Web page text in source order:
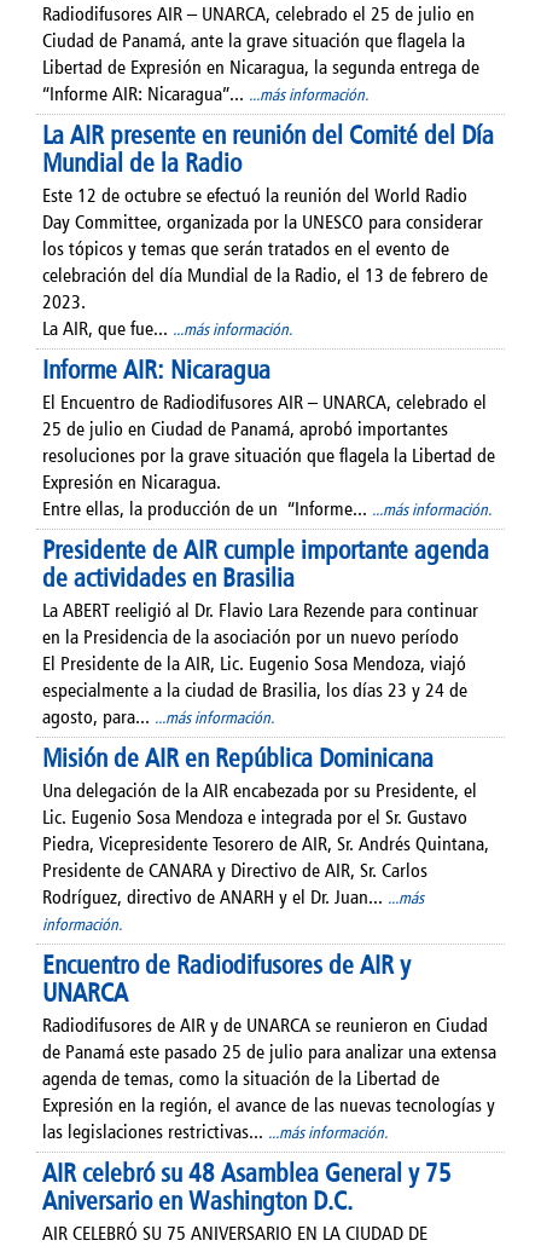
Radiodifusores AIR – UNARCA, celebrado el 25 de julio en
Ciudad de Panamá, ante la grave situación que flagela la
Libertad de Expresión en Nicaragua, la segunda entrega de
“Informe AIR: Nicaragua”... ...más información.
La AIR presente en reunión del Comité del Día
Mundial de la Radio
Este 12 de octubre se efectuó la reunión del World Radio
Day Committee, organizada por la UNESCO para considerar
los tópicos y temas que serán tratados en el evento de
celebración del día Mundial de la Radio, el 13 de febrero de
2023.
La AIR, que fue... ...más información.
Informe AIR: Nicaragua
El Encuentro de Radiodifusores AIR – UNARCA, celebrado el
25 de julio en Ciudad de Panamá, aprobó importantes
resoluciones por la grave situación que flagela la Libertad de
Expresión en Nicaragua.
Entre ellas, la producción de un “Informe... ...más información.
Presidente de AIR cumple importante agenda
de actividades en Brasilia
La ABERT reeligió al Dr. Flavio Lara Rezende para continuar
en la Presidencia de la asociación por un nuevo período
El Presidente de la AIR, Lic. Eugenio Sosa Mendoza, viajó
especialmente a la ciudad de Brasilia, los días 23 y 24 de
agosto, para... ...más información.
Misión de AIR en República Dominicana
Una delegación de la AIR encabezada por su Presidente, el
Lic. Eugenio Sosa Mendoza e integrada por el Sr. Gustavo
Piedra, Vicepresidente Tesorero de AIR, Sr. Andrés Quintana,
Presidente de CANARA y Directivo de AIR, Sr. Carlos
Rodríguez, directivo de ANARH y el Dr. Juan... ...más
información.
Encuentro de Radiodifusores de AIR y
UNARCA
Radiodifusores de AIR y de UNARCA se reunieron en Ciudad
de Panamá este pasado 25 de julio para analizar una extensa
agenda de temas, como la situación de la Libertad de
Expresión en la región, el avance de las nuevas tecnologías y
las legislaciones restrictivas... ...más información.
AIR celebró su 48 Asamblea General y 75
Aniversario en Washington D.C.
AIR CELEBRÓ SU 75 ANIVERSARIO EN LA CIUDAD DE